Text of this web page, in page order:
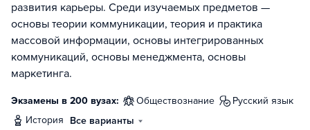
развития карьеры. Среди изучаемых предметов —
основы теории коммуникации, теория и практика
массовой информации, основы интегрированных
коммуникаций, основы менеджмента, основы
маркетинга.
Экзамены в 200 вузах: обществознание
русский язык
история
Все варианты